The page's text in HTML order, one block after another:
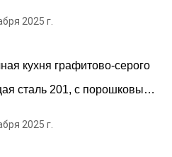
2025 г.
кухня графитово-серого
сталь 201, с порошковым
2025 г.